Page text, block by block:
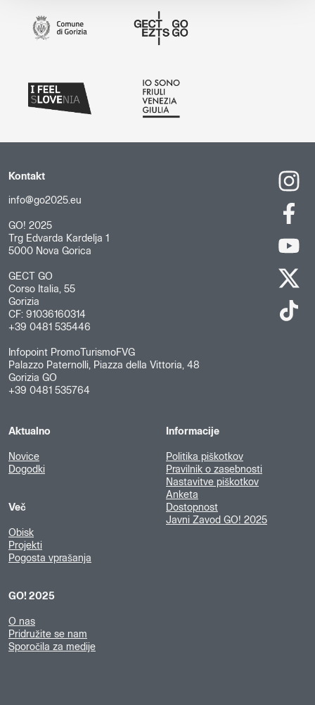
Kontakt
info@go2025.eu
GO! 2025
Trg Edvarda Kardelja 1
5000 Nova Gorica
GECT GO
Corso Italia, 55
Gorizia
CF: 91036160314
+39 0481 535446
Infopoint PromoTurismoFVG
Palazzo Paternolli, Piazza della Vittoria, 48
Gorizia GO
+39 0481 535764
Aktualno
Novice
Dogodki
Več
Obisk
Projekti
Pogosta vprašanja
GO! 2025
O nas
Pridružite se nam
Sporočila za medije
Informacije
Politika piškotkov
Pravilnik o zasebnosti
Nastavitve piškotkov
Anketa
Dostopnost
Javni Zavod GO! 2025